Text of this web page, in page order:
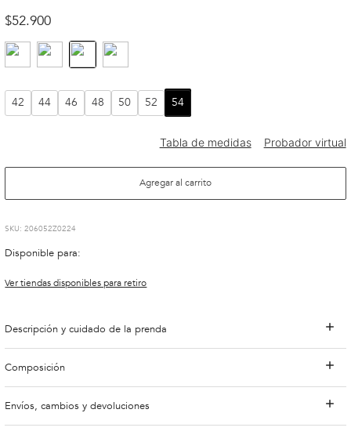
$52.900
42 44 46 48 50 52 54
Agregar al carrito
:206052Z0224
Disponible para:
Ver tiendas disponibles para retiro
Descripción y cuidado de la prenda
Composición
Envíos, cambios y devoluciones